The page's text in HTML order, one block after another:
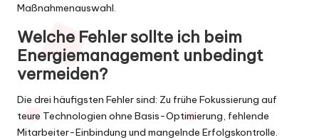
Maßnahmenauswahl.
Welche Fehler sollte ich beim
Energiemanagement unbedingt
vermeiden?
Die drei häufigsten Fehler sind: Zu frühe Fokussierung auf
teure Technologien ohne Basis-Optimierung, fehlende
Mitarbeiter-Einbindung und mangelnde Erfolgskontrolle.